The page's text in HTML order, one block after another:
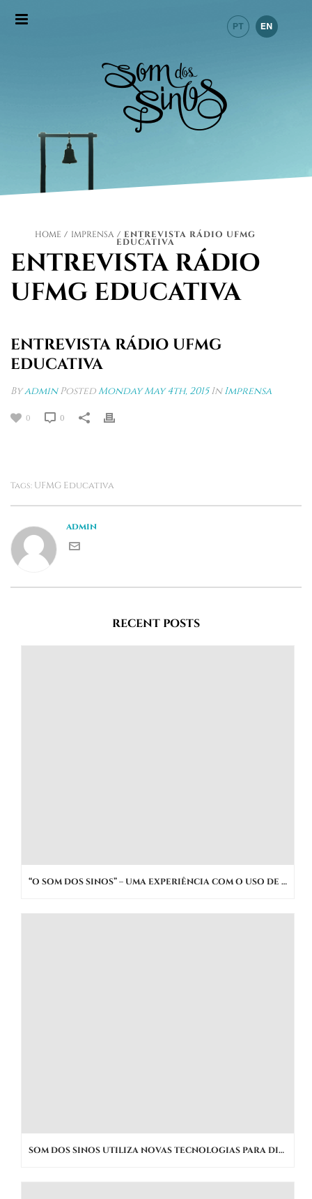
HOME / IMPRENSA / ENTREVISTA RÁDIO UFMG
EDUCATIVA
ENTREVISTA RÁDIO
UFMG EDUCATIVA
ENTREVISTA RÁDIO UFMG
EDUCATIVA
Byadmin PostedMonday May 4th, 2015 InImprensa
0 0
Tags: UFMG Educativa
admin
RECENT POSTS
“O SOM DOS SINOS” – UMA EXPERIÊNCIA COM O USO DE NOVAS MÍDIAS PARA PROMOÇÃO DO PATRIMÔNIO IMATERIAL
SOM DOS SINOS UTILIZA NOVAS TECNOLOGIAS PARA DIFUSÃO DO PATRIMÔNIO CULTURAL